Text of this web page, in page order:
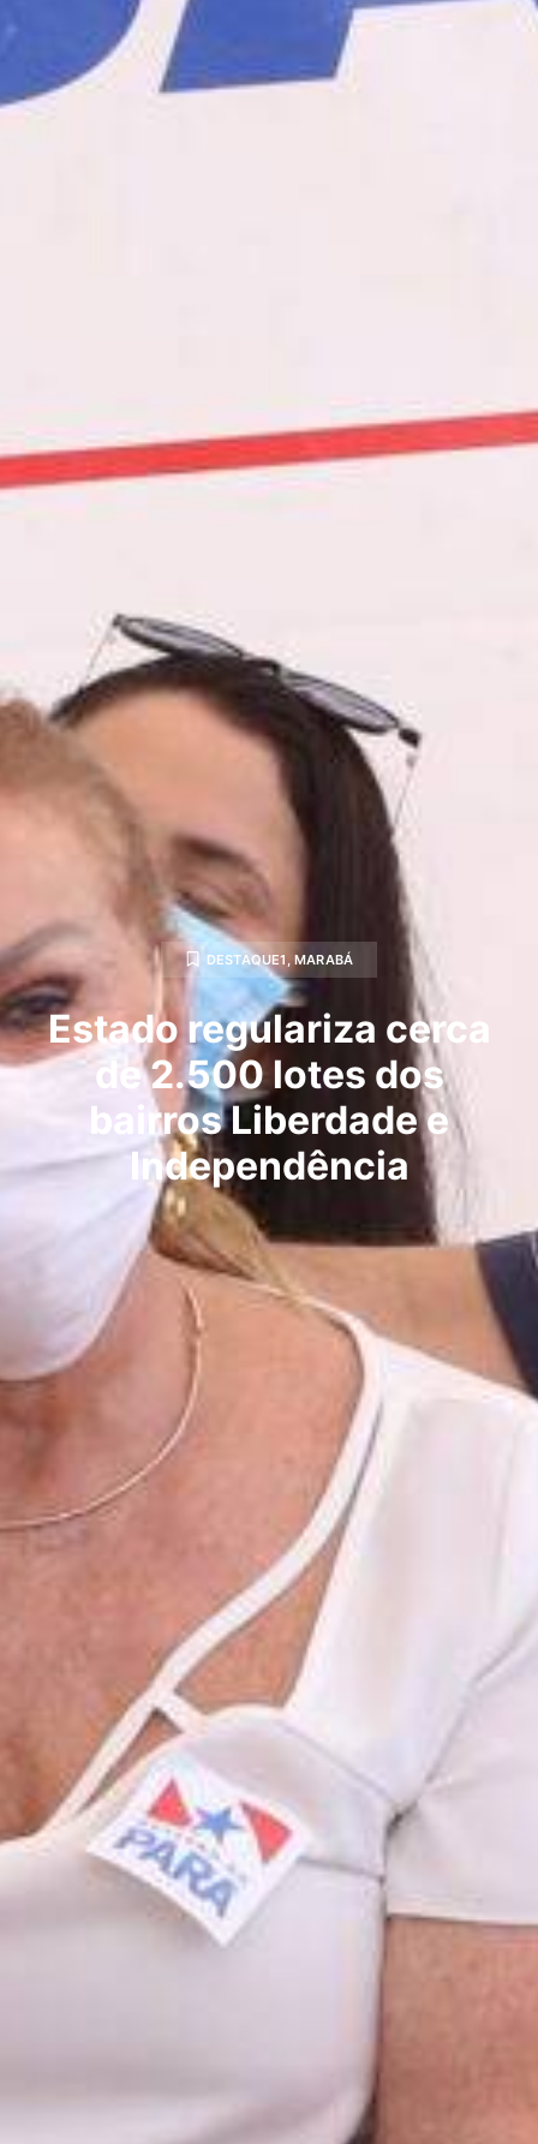
DESTAQUE1 , MARABÁ
Estado regulariza cerca
de 2.500 lotes dos
bairros Liberdade e
Independência